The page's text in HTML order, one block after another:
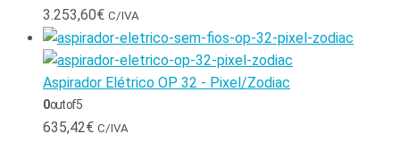
3.253,60€ C/IVA
Aspirador Elétrico OP 32 - Pixel/Zodiac
0out of 5
635,42€ C/IVA